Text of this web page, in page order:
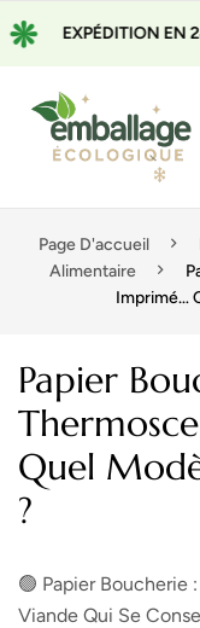
EN 24H
Page D'accueil
Alimentaire
Imprimé…
Papier
Quel
?
🟢 Papier Boucherie
Viande Qui Se